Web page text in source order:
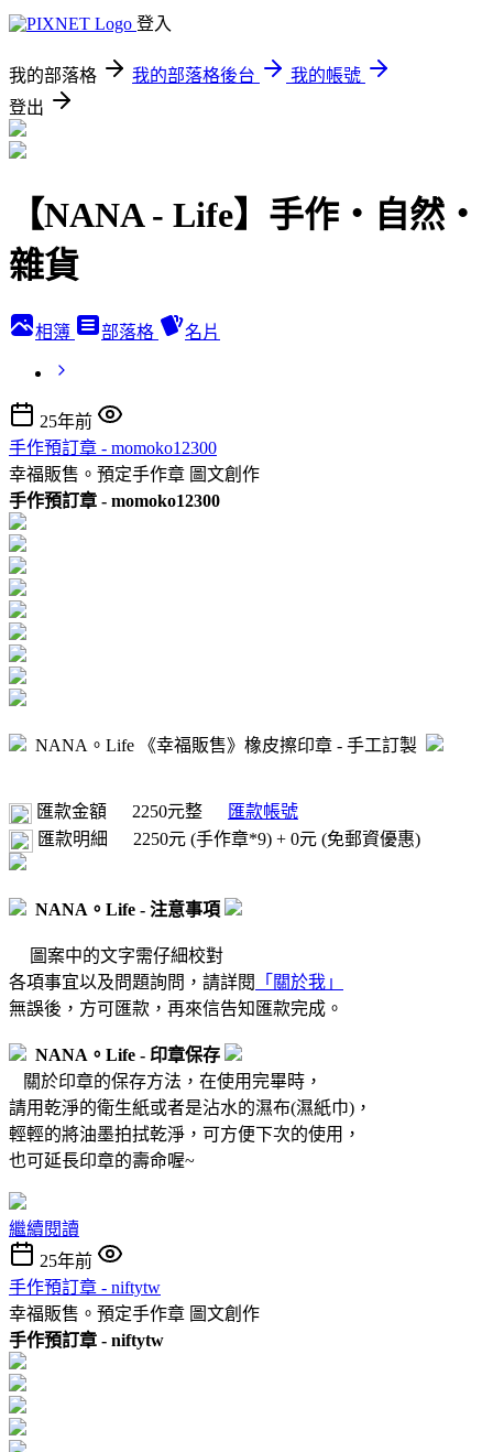
登入
我的部落格 我的部落格後台
我的帳號
登出
【NANA - Life】手作‧自然‧
雜貨
相簿 部落格 名片
25年前
手作預訂章 - momoko12300
幸福販售。預定手作章 圖文創作
手作預訂章 - momoko12300
NANA。Life 《幸福販售》橡皮擦印章 - 手工訂製
匯款金額 2250元整
匯款帳號
匯款明細
2250元 (手作章*9) + 0元 (免郵資優惠)
NANA。Life - 注意事項
圖案中的文字需仔細校對
各項事宜以及問題詢問，請詳閱
「關於我」
無誤後，方可匯款，再來信告知匯款完成。
NANA。Life - 印章保存
關於印章的保存方法，在使用完畢時，
請用乾淨的衛生紙或者是沾水的濕布(濕紙巾)，
輕輕的將油墨拍拭乾淨，可方便下次的使用，
也可延長印章的壽命喔~
繼續閱讀
25年前
手作預訂章 - niftytw
幸福販售。預定手作章 圖文創作
手作預訂章 - niftytw